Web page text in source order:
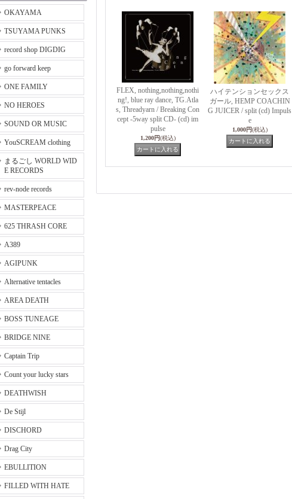
OKAYAMA
TSUYAMA PUNKS
record shop DIGDIG
go forward keep
ONE FAMILY
NO HEROES
SOUND OR MUSIC
YouSCREAM clothing
まるごし WORLD WID
E RECORDS
rev-node records
MASTERPEACE
625 THRASH CORE
A389
AGIPUNK
Alternative tentacles
AREA DEATH
BOSS TUNEAGE
BRIDGE NINE
Captain Trip
Count your lucky stars
DEATHWISH
De Stijl
DISCHORD
Drag City
EBULLITION
FILLED WITH HATE
FLEX, nothing,nothing,nothi
ng!, blue ray dance, TG.Atla
s, Threadyarn / Breaking Con
cept -5way split CD- (cd) im
pulse
1,200円(税込)
ハイテンションセックス
ガール, HEMP COACHIN
G JUICER / split (cd) Impuls
e
1,000円(税込)